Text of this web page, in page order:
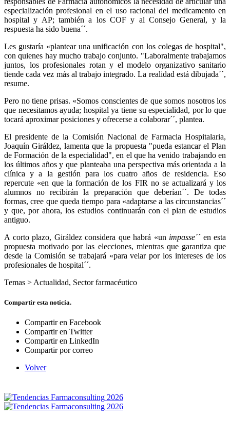
especialización profesional en el uso racional del medicamento en
hospital y AP; también a los COF y al Consejo General, y la
respuesta ha sido buena´´.
Les gustaría «plantear una unificación con los colegas de hospital",
con quienes hay mucho trabajo conjunto. "Laboralmente trabajamos
juntos, los profesionales rotan y el modelo organizativo sanitario
tiende cada vez más al trabajo integrado. La realidad está dibujada´´,
resume.
Pero no tiene prisas. «Somos conscientes de que somos nosotros los
que necesitamos ayuda; hospital ya tiene su especialidad, por lo que
tocará aproximar posiciones y ofrecerse a colaborar´´, plantea.
El presidente de la Comisión Nacional de Farmacia Hospitalaria,
Joaquín Giráldez, lamenta que la propuesta "pueda estancar el Plan
de Formación de la especialidad", en el que ha venido trabajando en
los últimos años y que planteaba una perspectiva más orientada a la
clínica y a la gestión para los cuatro años de residencia. Eso
repercute «en que la formación de los FIR no se actualizará y los
alumnos no recibirán la preparación que deberían´´. De todas
formas, cree que queda tiempo para «adaptarse a las circunstancias´´
y que, por ahora, los estudios continuarán con el plan de estudios
antiguo.
A corto plazo, Giráldez considera que habrá «un impasse´´en esta
propuesta motivado por las elecciones, mientras que garantiza que
desde la Comisión se trabajará «para velar por los intereses de los
profesionales de hospital´´.
Temas > Actualidad, Sector farmacéutico
Compartir esta noticía.
Compartir en Facebook
Compartir en Twitter
Compartir en LinkedIn
Compartir por correo
Volver